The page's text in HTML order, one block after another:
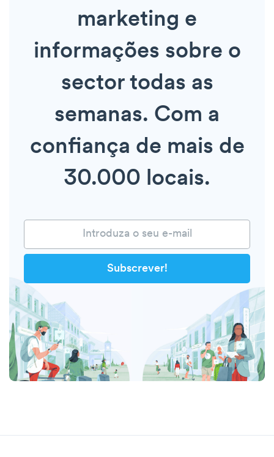
marketing e
informações sobre o
sector todas as
semanas. Com a
confiança de mais de
30.000 locais.